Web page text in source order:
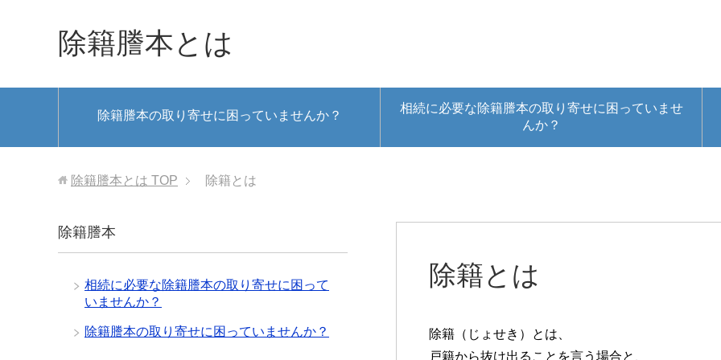
除籍謄本とは
除籍謄本の取り寄せに困っていませんか？
相続に必要な除籍謄本の取り寄せに困っていませ
んか？
除籍謄本とは TOP 除籍とは
除籍とは
除籍（じょせき）とは、
戸籍から抜け出ることを言う場合と、
除籍謄本
相続に必要な除籍謄本の取り寄せに困って
いませんか？
除籍謄本の取り寄せに困っていませんか？